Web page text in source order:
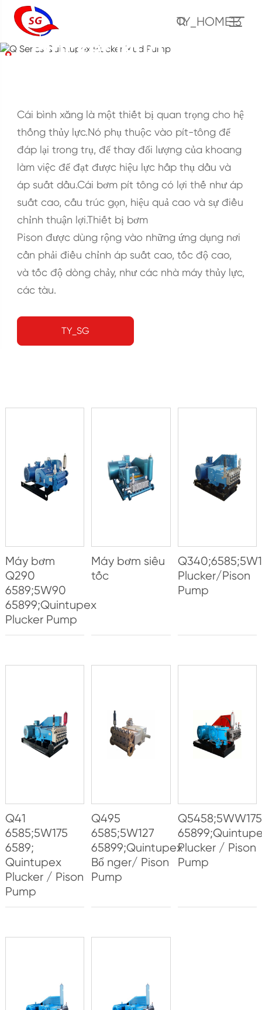
TY_HOME13
Q Series Quintupex
Plucker Mud Pump
Cái bình xăng là một thiết bị quan trọng cho hệ
thống thủy lực.Nó phụ thuộc vào pít-tông để
đáp lại trong trụ, để thay đổi lượng của khoang
làm việc để đạt được hiệu lực hấp thụ dầu và
áp suất dầu.Cái bơm pít tông có lợi thế như áp
suất cao, cấu trúc gọn, hiệu quả cao và sự điều
chỉnh thuận lợi.Thiết bị bơm
Pison được dùng rộng vào những ứng dụng nơi
cần phải điều chỉnh áp suất cao, tốc độ cao,
và tốc độ dòng chảy, như các nhà máy thủy lực,
các tàu.
TY_SG
Máy bơm
Q290
6589;5W90
65899;Quintupex
Plucker Pump
Máy bơm siêu
tốc
Plucker/Pison
Pump
Q41
6585;5W175
6589;
Quintupex
Plucker / Pison
Pump
Q495
6585;5W127
65899;Quintupex
Bổ nger/ Pison
Pump
Plucker / Pison
Pump